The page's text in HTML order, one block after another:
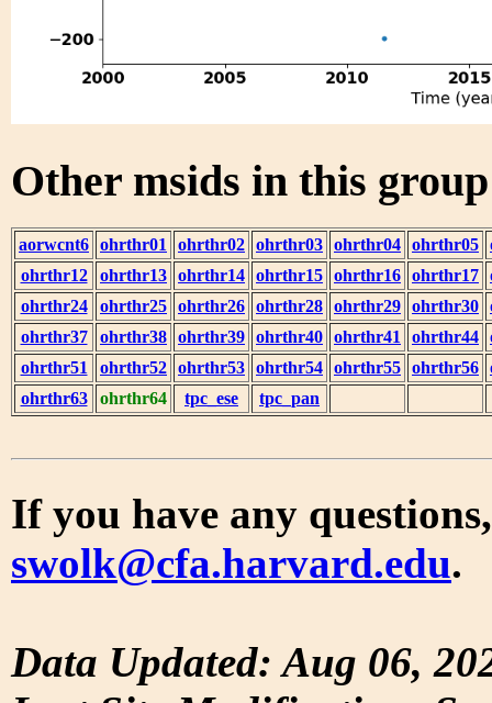
Other msids in this
aorwcnt6 ohrthr01 ohrthr02 ohrthr03 ohrthr04 ohrthr05
ohrthr12
ohrthr13 ohrthr14 ohrthr15 ohrthr16 ohrthr17
ohrthr24
ohrthr25 ohrthr26 ohrthr28 ohrthr29 ohrthr30
ohrthr37
ohrthr38 ohrthr39 ohrthr40 ohrthr41 ohrthr44
ohrthr51
ohrthr52 ohrthr53 ohrthr54 ohrthr55 ohrthr56
ohrthr63
ohrthr64 tpc_ese tpc_pan
If you have any
swolk@cfa.harvard.edu.
Data Updated: Aug 06,